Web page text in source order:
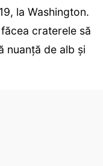
la Washington.
craterele să
nuanţă de alb şi